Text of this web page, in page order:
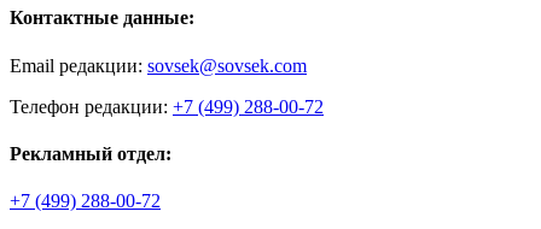
Контактные данные:
Email редакции: sovsek@sovsek.com
Телефон редакции: +7 (499) 288-00-72
Рекламный отдел:
+7 (499) 288-00-72